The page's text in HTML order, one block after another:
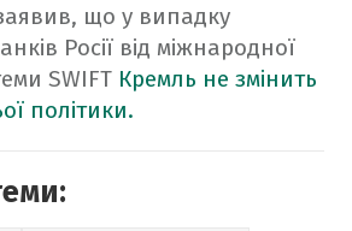
що у випадку
Росії від міжнародної
SWIFT Кремль не змінить
політики.